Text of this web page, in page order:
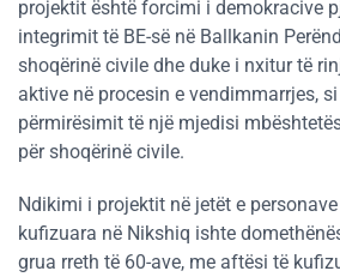
projektit është forcimi i demokracive
integrimit të BE-së në Ballkanin
shoqërinë civile dhe duke i nxitur të
aktive në procesin e vendimmarrjes,
përmirësimit të një mjedisi
për shoqërinë civile.
Ndikimi i projektit në jetët e
kufizuara në Nikshiq ishte
grua rreth të 60-ave, me aftësi të